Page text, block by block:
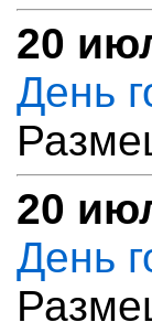
20
День
20
День